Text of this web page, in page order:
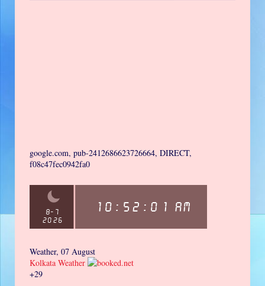
google.com, pub-2412686623726664, DIRECT,
f08c47fec0942fa0
Weather, 07 August
Kolkata Weather
+29